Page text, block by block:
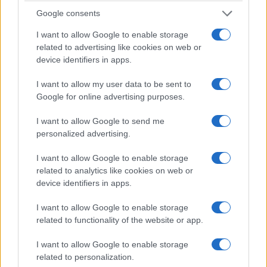
Google consents
I want to allow Google to enable storage
related to advertising like cookies on web or
device identifiers in apps.
I want to allow my user data to be sent to
Google for online advertising purposes.
I want to allow Google to send me
personalized advertising.
I want to allow Google to enable storage
related to analytics like cookies on web or
device identifiers in apps.
I want to allow Google to enable storage
related to functionality of the website or app.
I want to allow Google to enable storage
related to personalization.
Fishing Experience – Gigi +39 329 2962303
dalle 16 alle 17:30 –Olbia Bike tour
– Olbia
– Ufficio Turistico Olbia – +39 0789 52206
Martedì 30
dalle 7alle 11–Escursione di pesca
sportiva con guida– Olbia – Sardinia
Fishing Experience – Gigi +39 329 2962303
dalle 9alle 18–Massaggio olistico
– Olistica Energia – Laura +39 3381071007
dalle 9 alle 12–SUP
experience(escursione in SUP) – Porto